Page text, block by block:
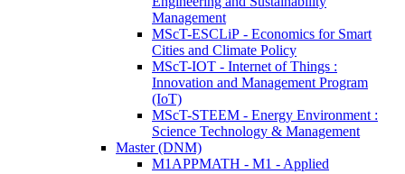
Management
MScT-ESCLiP - Economics for Smart
Cities and Climate Policy
MScT-IOT - Internet of Things :
Innovation and Management Program
(IoT)
MScT-STEEM - Energy Environment :
Science Technology & Management
Master (DNM)
M1APPMATH - M1 - Applied